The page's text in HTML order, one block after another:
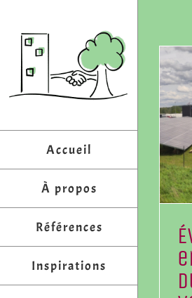
contenu
Accueil
À propos
Références
Inspirations